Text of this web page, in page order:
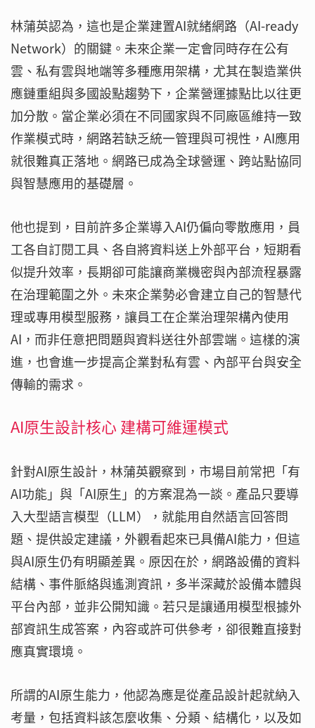
林蒲英認為，這也是企業建置AI就緒網路（AI-ready
Network）的關鍵。未來企業一定會同時存在公有
雲、私有雲與地端等多種應用架構，尤其在製造業供
應鏈重組與多國設點趨勢下，企業營運據點比以往更
加分散。當企業必須在不同國家與不同廠區維持一致
作業模式時，網路若缺乏統一管理與可視性，AI應用
就很難真正落地。網路已成為全球營運、跨站點協同
與智慧應用的基礎層。
他也提到，目前許多企業導入AI仍偏向零散應用，員
工各自訂閱工具、各自將資料送上外部平台，短期看
似提升效率，長期卻可能讓商業機密與內部流程暴露
在治理範圍之外。未來企業勢必會建立自己的智慧代
理或專用模型服務，讓員工在企業治理架構內使用
AI，而非任意把問題與資料送往外部雲端。這樣的演
進，也會進一步提高企業對私有雲、內部平台與安全
傳輸的需求。
AI原生設計核心 建構可維運模式
針對AI原生設計，林蒲英觀察到，市場目前常把「有
AI功能」與「AI原生」的方案混為一談。產品只要導
入大型語言模型（LLM），就能用自然語言回答問
題、提供設定建議，外觀看起來已具備AI能力，但這
與AI原生仍有明顯差異。原因在於，網路設備的資料
結構、事件脈絡與遙測資訊，多半深藏於設備本體與
平台內部，並非公開知識。若只是讓通用模型根據外
部資訊生成答案，內容或許可供參考，卻很難直接對
應真實環境。
所謂的AI原生能力，他認為應是從產品設計起就納入
考量，包括資料該怎麼收集、分類、結構化，以及如